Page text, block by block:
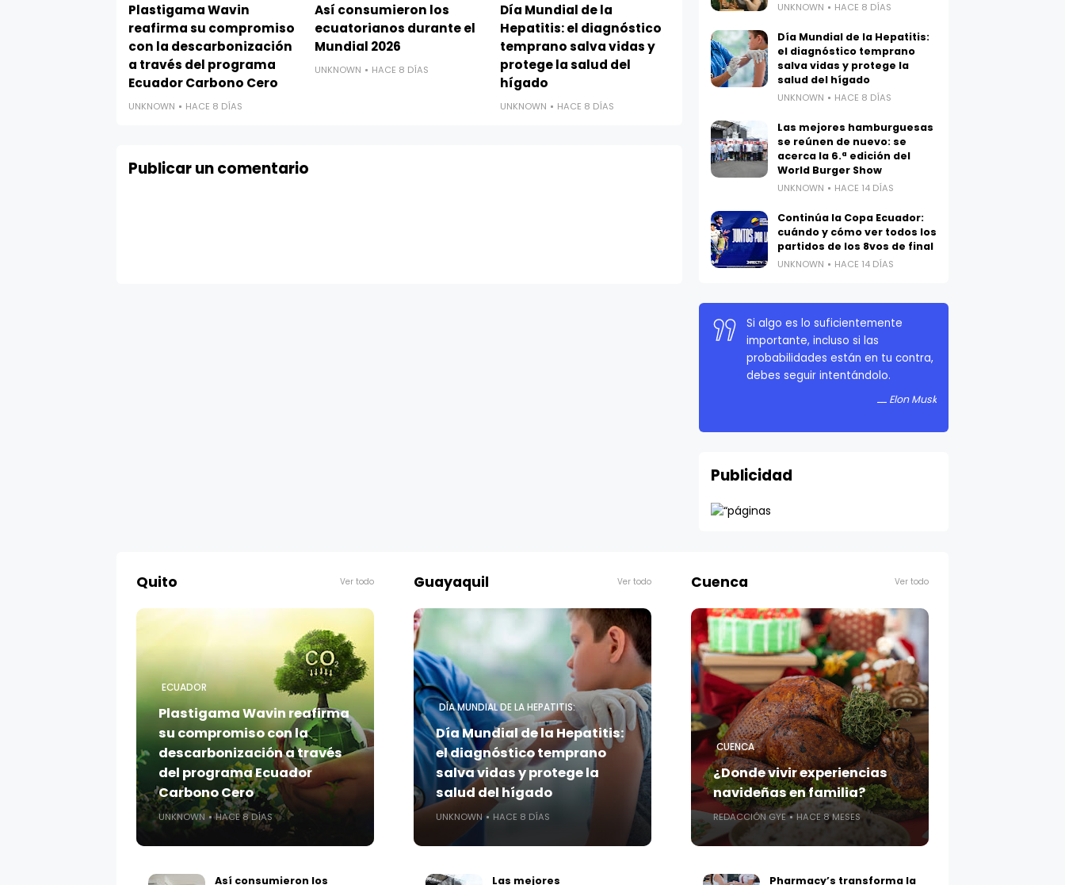
Plastigama Wavin
reafirma su compromiso
con la descarbonización
a través del programa
Ecuador Carbono Cero
UNKNOWN HACE 8 DÍAS
Así consumieron los
ecuatorianos durante el
Mundial 2026
UNKNOWN HACE 8 DÍAS
Día Mundial de la
Hepatitis: el diagnóstico
temprano salva vidas y
protege la salud del
hígado
UNKNOWN HACE 8 DÍAS
Publicar un comentario
UNKNOWN HACE 8 DÍAS
Día Mundial de la Hepatitis:
el diagnóstico temprano
salva vidas y protege la
salud del hígado
UNKNOWN HACE 8 DÍAS
Las mejores hamburguesas
se reúnen de nuevo: se
acerca la 6.ª edición del
World Burger Show
UNKNOWN HACE 14 DÍAS
Continúa la Copa Ecuador:
cuándo y cómo ver todos los
partidos de los 8vos de final
UNKNOWN HACE 14 DÍAS
Si algo es lo suficientemente
importante, incluso si las
probabilidades están en tu contra,
debes seguir intentándolo.
Elon Musk
Publicidad
Quito Ver todo
ECUADOR
Plastigama Wavin reafirma
su compromiso con la
descarbonización a través
del programa Ecuador
Carbono Cero
UNKNOWN HACE 8 DÍAS
Así consumieron los
Guayaquil Ver todo
DÍA MUNDIAL DE LA HEPATITIS:
Día Mundial de la Hepatitis:
el diagnóstico temprano
salva vidas y protege la
salud del hígado
UNKNOWN HACE 8 DÍAS
Las mejores
Cuenca Ver todo
CUENCA
¿Donde vivir experiencias
navideñas en familia?
REDACCIÓN GYE HACE 8 MESES
Pharmacy’s transforma la